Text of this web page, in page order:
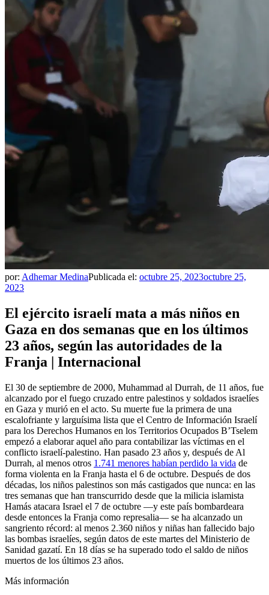
por: Adhemar MedinaPublicada el: octubre 25, 2023octubre 25,
2023
El ejército israelí mata a más niños en
Gaza en dos semanas que en los últimos
23 años, según las autoridades de la
Franja | Internacional
El 30 de septiembre de 2000, Muhammad al Durrah, de 11 años, fue
alcanzado por el fuego cruzado entre palestinos y soldados israelíes
en Gaza y murió en el acto. Su muerte fue la primera de una
escalofriante y larguísima lista que el Centro de Información Israelí
para los Derechos Humanos en los Territorios Ocupados B’Tselem
empezó a elaborar aquel año para contabilizar las víctimas en el
conflicto israelí-palestino. Han pasado 23 años y, después de Al
Durrah, al menos otros 1.741 menores habían perdido la vida de
forma violenta en la Franja hasta el 6 de octubre. Después de dos
décadas, los niños palestinos son más castigados que nunca: en las
tres semanas que han transcurrido desde que la milicia islamista
Hamás atacara Israel el 7 de octubre —y este país bombardeara
desde entonces la Franja como represalia— se ha alcanzado un
sangriento récord: al menos 2.360 niños y niñas han fallecido bajo
las bombas israelíes, según datos de este martes del Ministerio de
Sanidad gazatí. En 18 días se ha superado todo el saldo de niños
muertos de los últimos 23 años.
Más información